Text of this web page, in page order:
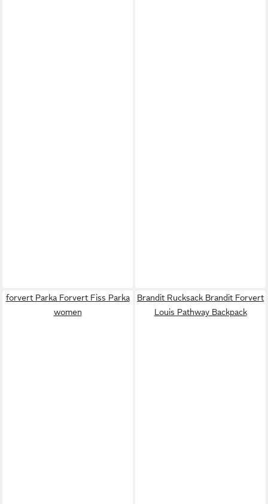
forvert Parka Forvert Fiss Parka
women
Brandit Rucksack Brandit Forvert
Louis Pathway Backpack